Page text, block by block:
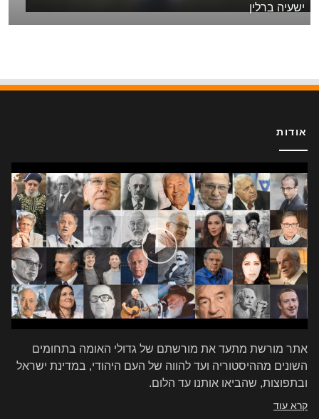
ישעיה ברלין
אודות
אתר מורשת מתעד את מורשתם של גדולי האומה בתחומים
השונים מההיסטוריה ועד להווה של העם היהודי, במדינת ישראל
ובתפוצות, שהביאו אותנו עד הלום.
קרא עוד